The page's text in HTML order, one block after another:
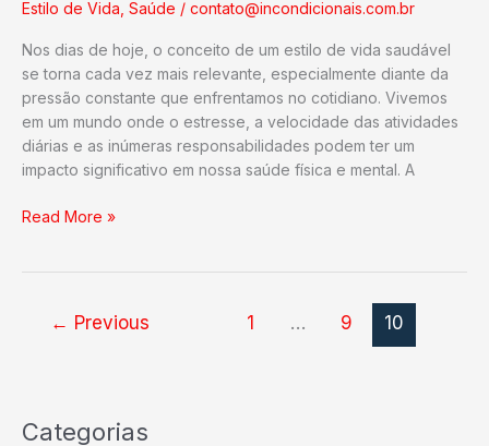
Estilo de Vida Saúde / contato@incondicionais.com.br
Nos dias de hoje, o conceito de um estilo de vida saudável
se torna cada vez mais relevante, especialmente diante da
pressão constante que enfrentamos no cotidiano. Vivemos
em um mundo onde o estresse, a velocidade das atividades
diárias e as inúmeras responsabilidades podem ter um
impacto significativo em nossa saúde física e mental. A
Como
de
Read More »
← Previous 1 … 9 10
Categorias